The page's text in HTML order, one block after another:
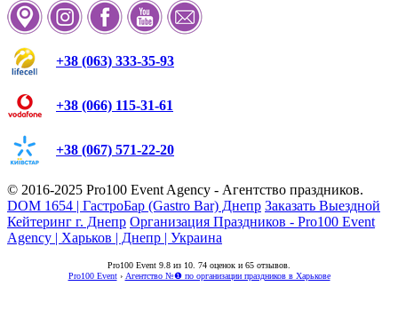
+38 (063) 333-35-93
+38 (066) 115-31-61
+38 (067) 571-22-20
© 2016-2025 Pro100 Event Agency - Агентство праздников.
DOM 1654 | ГастроБар (Gastro Bar) Днепр Заказать Выездной
Кейтеринг г. Днепр Организация Праздников - Pro100 Event
Agency | Харьков | Днепр | Украина
Pro100 Event 9.8 из 10 74 оценок и 65 отзывов.
Pro100 Event› Агентство №❶ по организации праздников в Харькове